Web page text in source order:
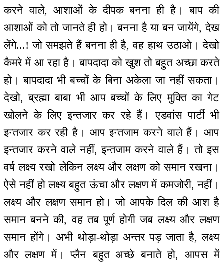
करने वाले, आशाओं के दीपक बनना ही है। बाप की
आशाओं को तो जानते ही हो। बनना है या बन जायेंगे, देख
लेंगे...! जो समझते हैं बनना ही है, वह हाथ उठाओ। देखो
कैमरे में आ रहा है। बापदादा को खुश तो बहुत अच्छा करते
हो। बापदादा भी बच्चों के बिना अकेला जा नहीं सकता।
देखो, ब्रह्मा बाबा भी आप बच्चों के लिए मुक्ति का गेट
खोलने के लिए इन्तजार कर रहे हैं। एडवांस पार्टी भी
इन्तजार कर रही है। आप इन्तजाम करने वाले हैं। आप
इन्तजार करने वाले नहीं, इन्तजाम करने वाले हैं। तो इस
वर्ष लक्ष्य रखो लेकिन लक्ष्य और लक्षण को समान रखना।
ऐसे नहीं हो लक्ष्य बहुत ऊंचा और लक्षण में कमजोरी, नहीं।
लक्ष्य और लक्षण समान हो। जो आपके दिल की आश है
समान बनने की, वह तब पूर्ण होगी जब लक्ष्य और लक्षण
समान होंगे। अभी थोड़ा-थोड़ा अन्तर पड़ जाता है, लक्ष्य
और लक्षण में। प्लैन बहुत अच्छे बनाते हो, आपस में